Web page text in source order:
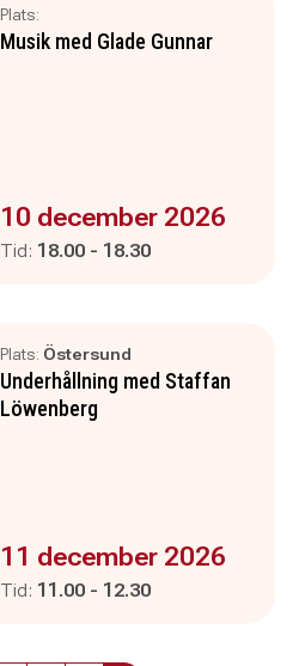
Plats:
Musik med Glade Gunnar
Evenemanget är :
10 december 2026
Tid: Pågår mellan
18.00 - och
18.30
Plats: Östersund
Underhållning med Staffan
Löwenberg
Evenemanget är :
11 december 2026
Tid: Pågår mellan
11.00 - och
12.30